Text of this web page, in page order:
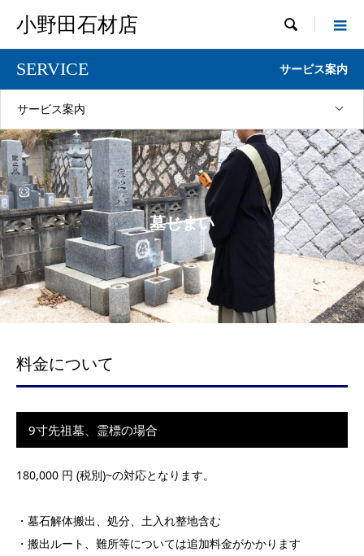
小野田石材店 
SERVICE サービス案内
サービス案内
墓じまい
料金について
9寸先祖墓、霊標の場合
180,000 円 (税別)~の対応となります。
・墓石解体搬出、処分、土入れ整地含む
・搬出ルート、難所等については追加料金がかかります